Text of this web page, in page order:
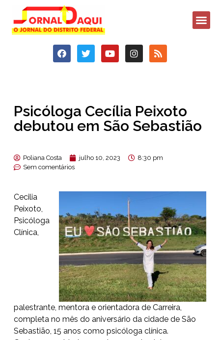
Psicóloga Cecília Peixoto
debutou em São Sebastião
Poliana Costa julho 10, 2023
8:30 pm
Sem comentários
Cecilia
Peixoto,
Psicóloga
Clínica,
palestrante, mentora e orientadora de Carreira,
completa no mês do aniversário da cidade de São
Sebastião, 15 anos como psicóloga clínica.